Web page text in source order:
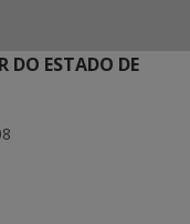
DO ESTADO DE